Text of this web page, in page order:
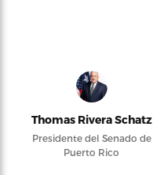
Thomas Rivera Schatz
Presidente del Senado de
Puerto Rico